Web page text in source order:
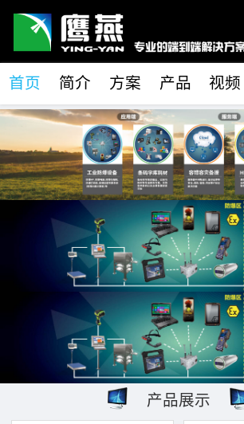
首页 简介 方案 产品 视频
产品展示